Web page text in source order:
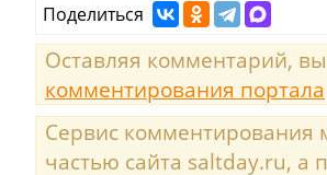
Поделиться
Оставляя комментарий,
комментирования портала
Сервис комментирования
частью сайта saltday.ru, а